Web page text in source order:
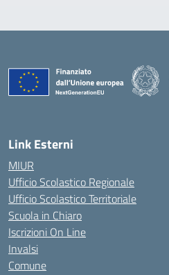
Link Esterni
MIUR
Ufficio Scolastico Regionale
Ufficio Scolastico Territoriale
Scuola in Chiaro
Iscrizioni On Line
Invalsi
Comune